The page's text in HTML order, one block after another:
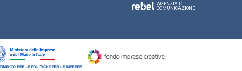
AGENZIA DI
COMUNICAZIONE